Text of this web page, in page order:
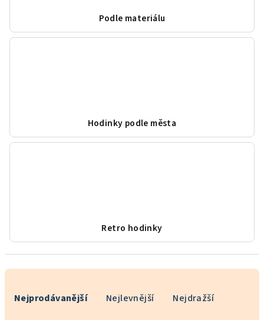
Podle materiálu
Hodinky podle města
Retro hodinky
Nejprodávanější Nejlevnější Nejdražší